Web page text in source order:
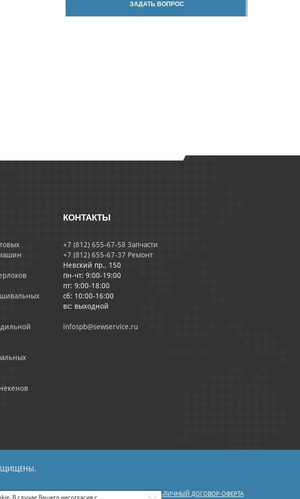
ЗАДАТЬ ВОПРОС
КОНТАКТЫ
+7 (812) 655-67-58 Запчасти
+7 (812) 655-67-37 Ремонт
Невский пр., 150
пн-чт: 9:00-19:00
пт: 9:00-18:00
сб: 10:00-16:00
вс: выходной
infospb@sewservice.ru
НА ОБРАБОТКУ ПЕРСОНАЛЬНЫХ ДАННЫХ | ПУБЛИЧНЫЙ ДОГОВОР-ОФЕРТА
В случае Вашего несогласия с